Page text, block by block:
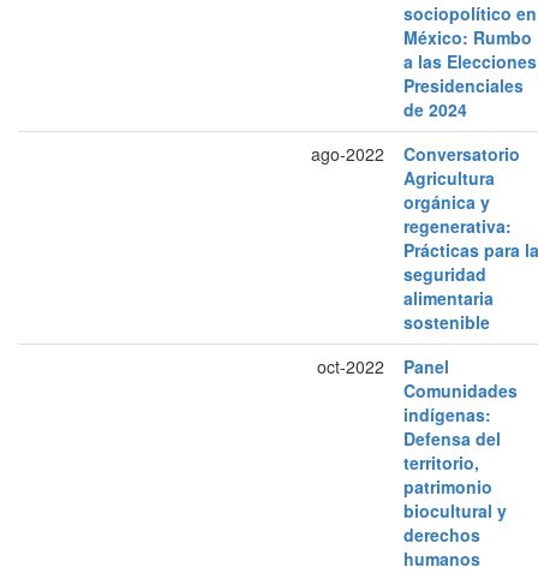
sociopolítico en
México: Rumbo
a las Elecciones
Presidenciales
de 2024
ago-2022
Conversatorio
Agricultura
orgánica y
regenerativa:
Prácticas para la
seguridad
alimentaria
sostenible
oct-2022
Panel
Comunidades
indígenas:
Defensa del
territorio,
patrimonio
biocultural y
derechos
humanos